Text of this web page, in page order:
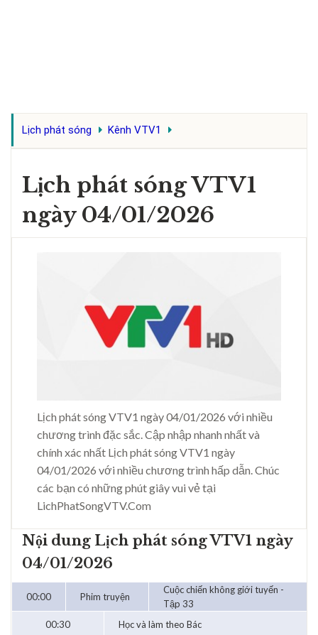
Lịch phát sóng Kênh VTV1
Lịch phát sóng VTV1
ngày 04/01/2026
Lịch phát sóng VTV1 ngày 04/01/2026 với nhiều
chương trình đặc sắc. Cập nhập nhanh nhất và
chính xác nhất Lịch phát sóng VTV1 ngày
04/01/2026 với nhiều chương trình hấp dẫn. Chúc
các bạn có những phút giây vui vẻ tại
LichPhatSongVTV.Com
Nội dung Lịch phát sóng VTV1 ngày
04/01/2026
00:00 Phim truyện
Cuộc chiến không giới tuyến -
Tập 33
00:30
Học và làm theo Bác